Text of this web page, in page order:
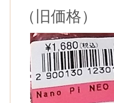
（旧価格）